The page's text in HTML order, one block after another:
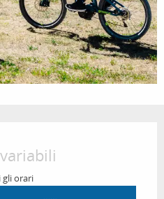
gli orari